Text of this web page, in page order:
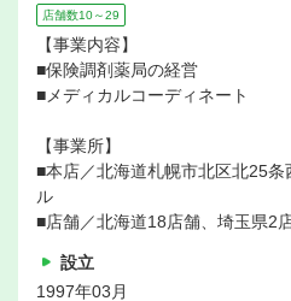
店舗数10～29
【事業内容】
■保険調剤薬局の経営
■メディカルコーディネート
【事業所】
■本店／北海道札幌市北区北25
ル
■店舗／北海道18店舗、埼玉県2
設立
1997年03月